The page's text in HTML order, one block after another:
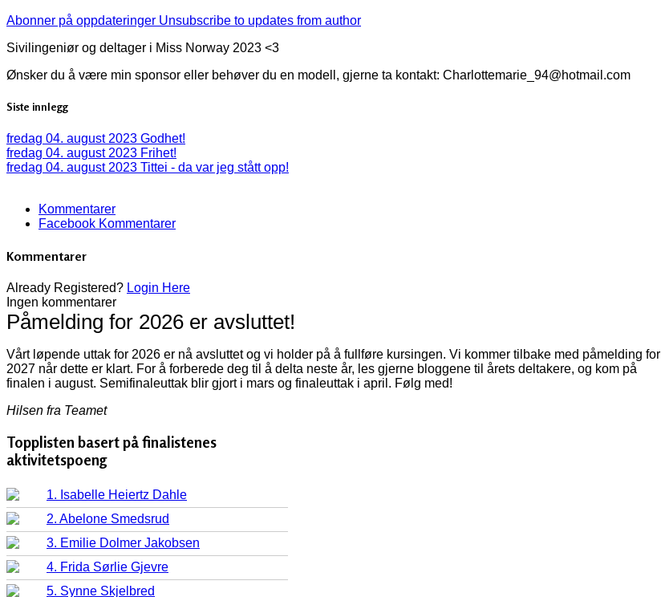
Abonner på oppdateringer Unsubscribe to updates from author
Sivilingeniør og deltager i Miss Norway 2023 <3
Ønsker du å være min sponsor eller behøver du en modell, gjerne ta kontakt: Charlottemarie_94@hotmail.com
Siste innlegg
fredag 04. august 2023 Godhet!
fredag 04. august 2023 Frihet!
fredag 04. august 2023 Tittei - da var jeg stått opp!
Kommentarer
Facebook Kommentarer
Kommentarer
Already Registered? Login Here
Ingen kommentarer
Påmelding for 2026 er avsluttet!
Vårt løpende uttak for 2026 er nå avsluttet og vi holder på å fullføre kursingen. Vi kommer tilbake med påmelding for
2027 når dette er klart. For å forberede deg til å delta neste år, les gjerne bloggene til årets deltakere, og kom på
finalen i august. Semifinaleuttak blir gjort i mars og finaleuttak i april. Følg med!
Hilsen fra Teamet
Topplisten basert på finalistenes
aktivitetspoeng
1. Isabelle Heiertz Dahle
2. Abelone Smedsrud
3. Emilie Dolmer Jakobsen
4. Frida Sørlie Gjevre
5. Synne Skjelbred